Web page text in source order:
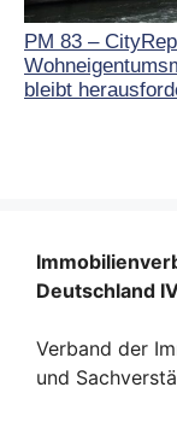
PM 83 –
bleibt
Deutschland
Verband der
und